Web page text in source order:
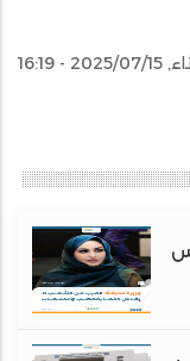
15 - 16:19